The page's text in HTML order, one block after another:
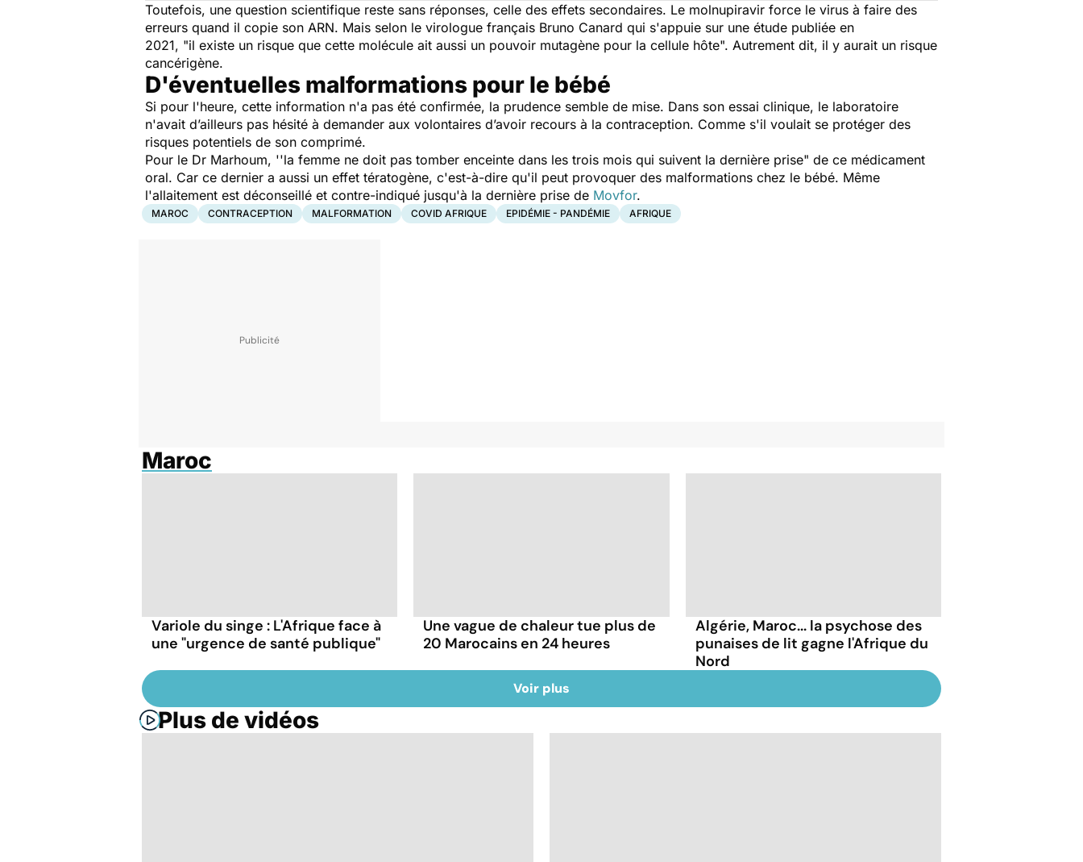
Toutefois, une question scientifique reste sans réponses, celle des effets secondaires. Le molnupiravir force le virus à faire des
erreurs quand il copie son ARN. Mais selon le virologue français Bruno Canard qui s'appuie sur une étude publiée en
2021, "il existe un risque que cette molécule ait aussi un pouvoir mutagène pour la cellule hôte". Autrement dit, il y aurait un risque
cancérigène.
D'éventuelles malformations pour le bébé
Si pour l'heure, cette information n'a pas été confirmée, la prudence semble de mise. Dans son essai clinique, le laboratoire
n'avait d’ailleurs pas hésité à demander aux volontaires d’avoir recours à la contraception. Comme s'il voulait se protéger des
risques potentiels de son comprimé.
Pour le Dr Marhoum, ''la femme ne doit pas tomber enceinte dans les trois mois qui suivent la dernière prise" de ce médicament
oral. Car ce dernier a aussi un effet tératogène, c'est-à-dire qu'il peut provoquer des malformations chez le bébé. Même
l'allaitement est déconseillé et contre-indiqué jusqu'à la dernière prise de Movfor.
MAROC CONTRACEPTION MALFORMATION COVID AFRIQUE EPIDÉMIE - PANDÉMIE AFRIQUE
Maroc
Variole du singe : L'Afrique face à
une "urgence de santé publique"
Une vague de chaleur tue plus de
20 Marocains en 24 heures
Algérie, Maroc... la psychose des
punaises de lit gagne l'Afrique du
Nord
Voir plus
Plus de vidéos